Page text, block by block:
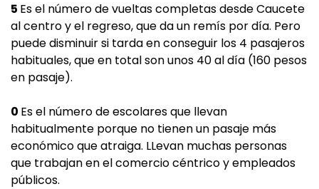
5 Es el número de vueltas completas desde Caucete
al centro y el regreso, que da un remís por día. Pero
puede disminuir si tarda en conseguir los 4 pasajeros
habituales, que en total son unos 40 al día (160 pesos
en pasaje).
0 Es el número de escolares que llevan
habitualmente porque no tienen un pasaje más
económico que atraiga. LLevan muchas personas
que trabajan en el comercio céntrico y empleados
públicos.